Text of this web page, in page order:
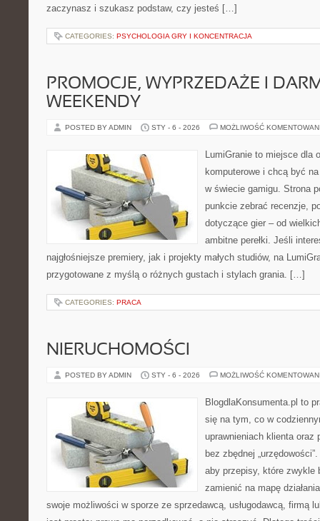
zaczynasz i szukasz podstaw, czy jesteś […]
CATEGORIES: PSYCHOLOGIA GRY I KONCENTRACJA
PROMOCJE, WYPRZEDAŻE I
WEEKENDY
POSTED BY ADMIN STY - 6 - 2026 MOŻLIWOŚĆ
LumiGranie to miejsce dla
komputerowe i chcą być
w świecie gamigu. Strona
punkcie zebrać recenzje,
dotyczące gier – od
ambitne perełki. Jeśli
najgłośniejsze premiery, jak i projekty małych studiów, na
przygotowane z myślą o różnych gustach i stylach grania. […]
CATEGORIES: PRACA
NIERUCHOMOŚCI
POSTED BY ADMIN STY - 6 - 2026 MOŻLIWOŚĆ
BlogdlaKonsumenta.pl to
się na tym, co w
uprawnieniach klienta oraz
bez zbędnej
aby przepisy, które zwykle
zamienić na mapę
swoje możliwości w sporze ze sprzedawcą, usługodawcą, firmą